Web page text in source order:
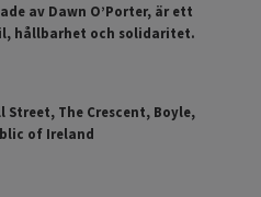
av Dawn O’Porter, är ett
hållbarhet och solidaritet.
Street, The Crescent, Boyle,
of Ireland